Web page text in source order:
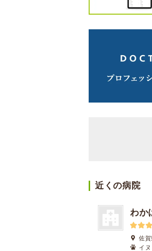
近くの病院
わか
佐
イ